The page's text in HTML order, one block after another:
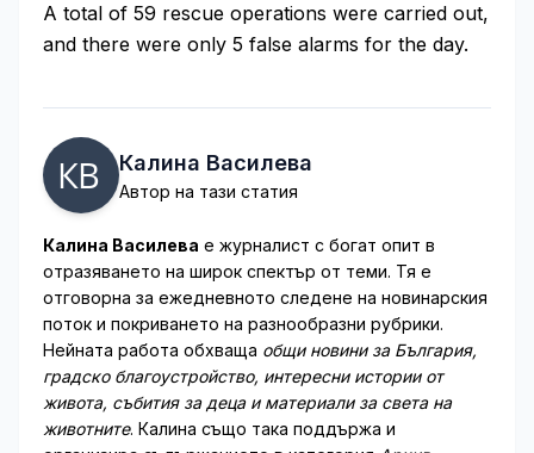
A total of 59 rescue operations were carried out,
and there were only 5 false alarms for the day.
Калина Василева
Автор на тази статия
Калина Василева е журналист с богат опит в
отразяването на широк спектър от теми. Тя е
отговорна за ежедневното следене на новинарския
поток и покриването на разнообразни рубрики.
Нейната работа обхваща общи новини за България,
градско благоустройство, интересни истории от
живота, събития за деца и материали за света на
животните. Калина също така поддържа и